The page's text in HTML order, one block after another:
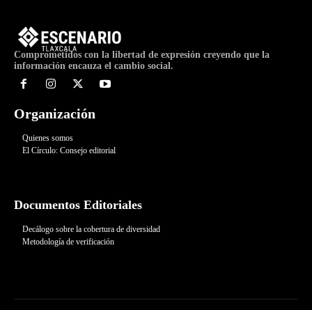
Comprometidos con la libertad de expresión creyendo que la
información encauza el cambio social.
Organización
Quienes somos
El Círculo: Consejo editorial
Documentos Editoriales
Decálogo sobre la cobertura de diversidad
Metodología de verificación